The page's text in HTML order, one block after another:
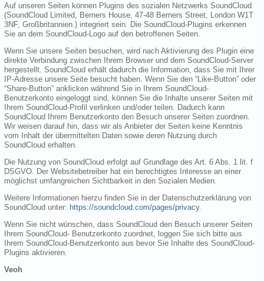
Auf unseren Seiten können Plugins des sozialen Netzwerks SoundCloud
(SoundCloud Limited, Berners House, 47-48 Berners Street, London W1T
3NF, Großbritannien.) integriert sein. Die SoundCloud-Plugins erkennen
Sie an dem SoundCloud-Logo auf den betroffenen Seiten.
Wenn Sie unsere Seiten besuchen, wird nach Aktivierung des Plugin eine
direkte Verbindung zwischen Ihrem Browser und dem SoundCloud-Server
hergestellt. SoundCloud erhält dadurch die Information, dass Sie mit Ihrer
IP-Adresse unsere Seite besucht haben. Wenn Sie den “Like-Button” oder
“Share-Button” anklicken während Sie in Ihrem SoundCloud-
Benutzerkonto eingeloggt sind, können Sie die Inhalte unserer Seiten mit
Ihrem SoundCloud-Profil verlinken und/oder teilen. Dadurch kann
SoundCloud Ihrem Benutzerkonto den Besuch unserer Seiten zuordnen.
Wir weisen darauf hin, dass wir als Anbieter der Seiten keine Kenntnis
vom Inhalt der übermittelten Daten sowie deren Nutzung durch
SoundCloud erhalten.
Die Nutzung von SoundCloud erfolgt auf Grundlage des Art. 6 Abs. 1 lit. f
DSGVO. Der Websitebetreiber hat ein berechtigtes Interesse an einer
möglichst umfangreichen Sichtbarkeit in den Sozialen Medien.
Weitere Informationen hierzu finden Sie in der Datenschutzerklärung von
SoundCloud unter: https://soundcloud.com/pages/privacy.
Wenn Sie nicht wünschen, dass SoundCloud den Besuch unserer Seiten
Ihrem SoundCloud- Benutzerkonto zuordnet, loggen Sie sich bitte aus
Ihrem SoundCloud-Benutzerkonto aus bevor Sie Inhalte des SoundCloud-
Plugins aktivieren.
Veoh